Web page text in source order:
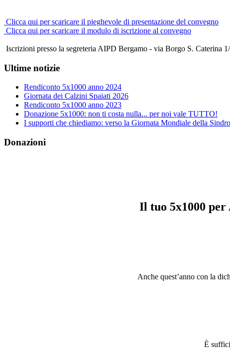
Clicca qui per scaricare il pieghevole di presentazione del convegno
Clicca qui per scaricare il modulo di iscrizione al convegno
Iscrizioni presso la segreteria AIPD Bergamo - via Borgo S. Caterina
Ultime notizie
Rendiconto 5x1000 anno 2024
Giornata dei Calzini Spaiati 2026
Rendiconto 5x1000 anno 2023
Donazione 5x1000: non ti costa nulla... per noi vale TUTTO!
I supporti che chiediamo: verso la Giornata Mondiale della
Donazioni
Il tuo 5x1000 per
Anche quest’anno con la
È